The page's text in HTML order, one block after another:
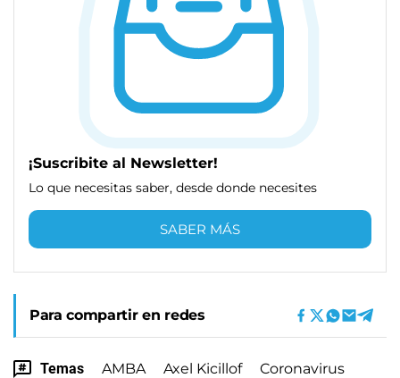
¡Suscribite al Newsletter!
Lo que necesitas saber, desde donde necesites
SABER MÁS
Para compartir en redes
Temas AMBA Axel Kicillof
Coronavirus